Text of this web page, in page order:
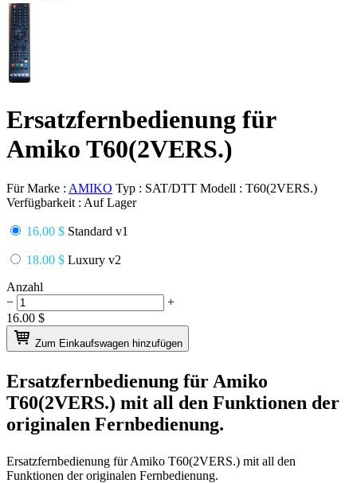
Ersatzfernbedienung für
Amiko T60(2VERS.)
Für Marke : AMIKO Typ : SAT/DTT Modell : T60(2VERS.)
Verfügbarkeit : Auf Lager
16.00 $ Standard v1
18.00 $ Luxury v2
Anzahl
−
+
16.00 $
Zum Einkaufswagen hinzufügen
Ersatzfernbedienung für Amiko
T60(2VERS.) mit all den Funktionen der
originalen Fernbedienung.
Ersatzfernbedienung fürAmiko T60(2VERS.) mit all den
Funktionen der originalen Fernbedienung.